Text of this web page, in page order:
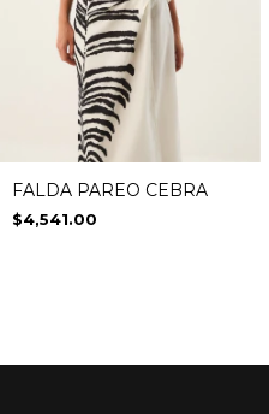
FALDA PAREO CEBRA
$4,541.00